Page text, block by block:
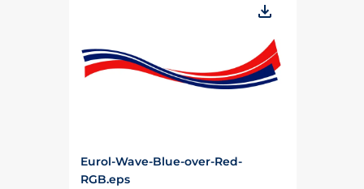
Eurol-Wave-Blue-over-Red-
RGB.eps